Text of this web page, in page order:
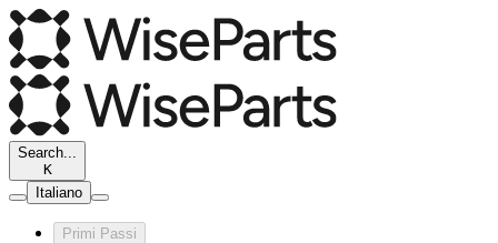
Search...
K
Italiano
Primi Passi